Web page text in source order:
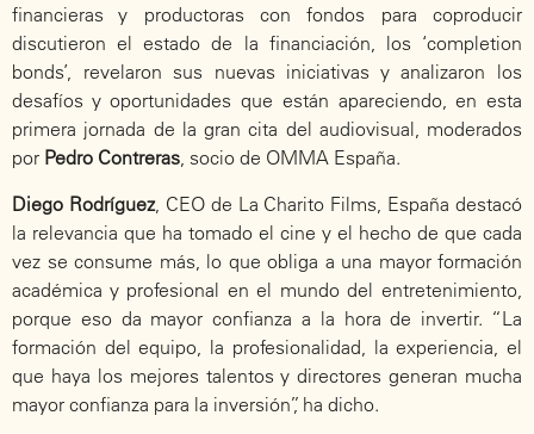
financieras y productoras con fondos para coproducir
discutieron el estado de la financiación, los ‘completion
bonds’, revelaron sus nuevas iniciativas y analizaron los
desafíos y oportunidades que están apareciendo, en esta
primera jornada de la gran cita del audiovisual, moderados
por Pedro Contreras, socio de OMMA España.
Diego Rodríguez, CEO de La Charito Films, España destacó
la relevancia que ha tomado el cine y el hecho de que cada
vez se consume más, lo que obliga a una mayor formación
académica y profesional en el mundo del entretenimiento,
porque eso da mayor confianza a la hora de invertir. “La
formación del equipo, la profesionalidad, la experiencia, el
que haya los mejores talentos y directores generan mucha
mayor confianza para la inversión”, ha dicho.